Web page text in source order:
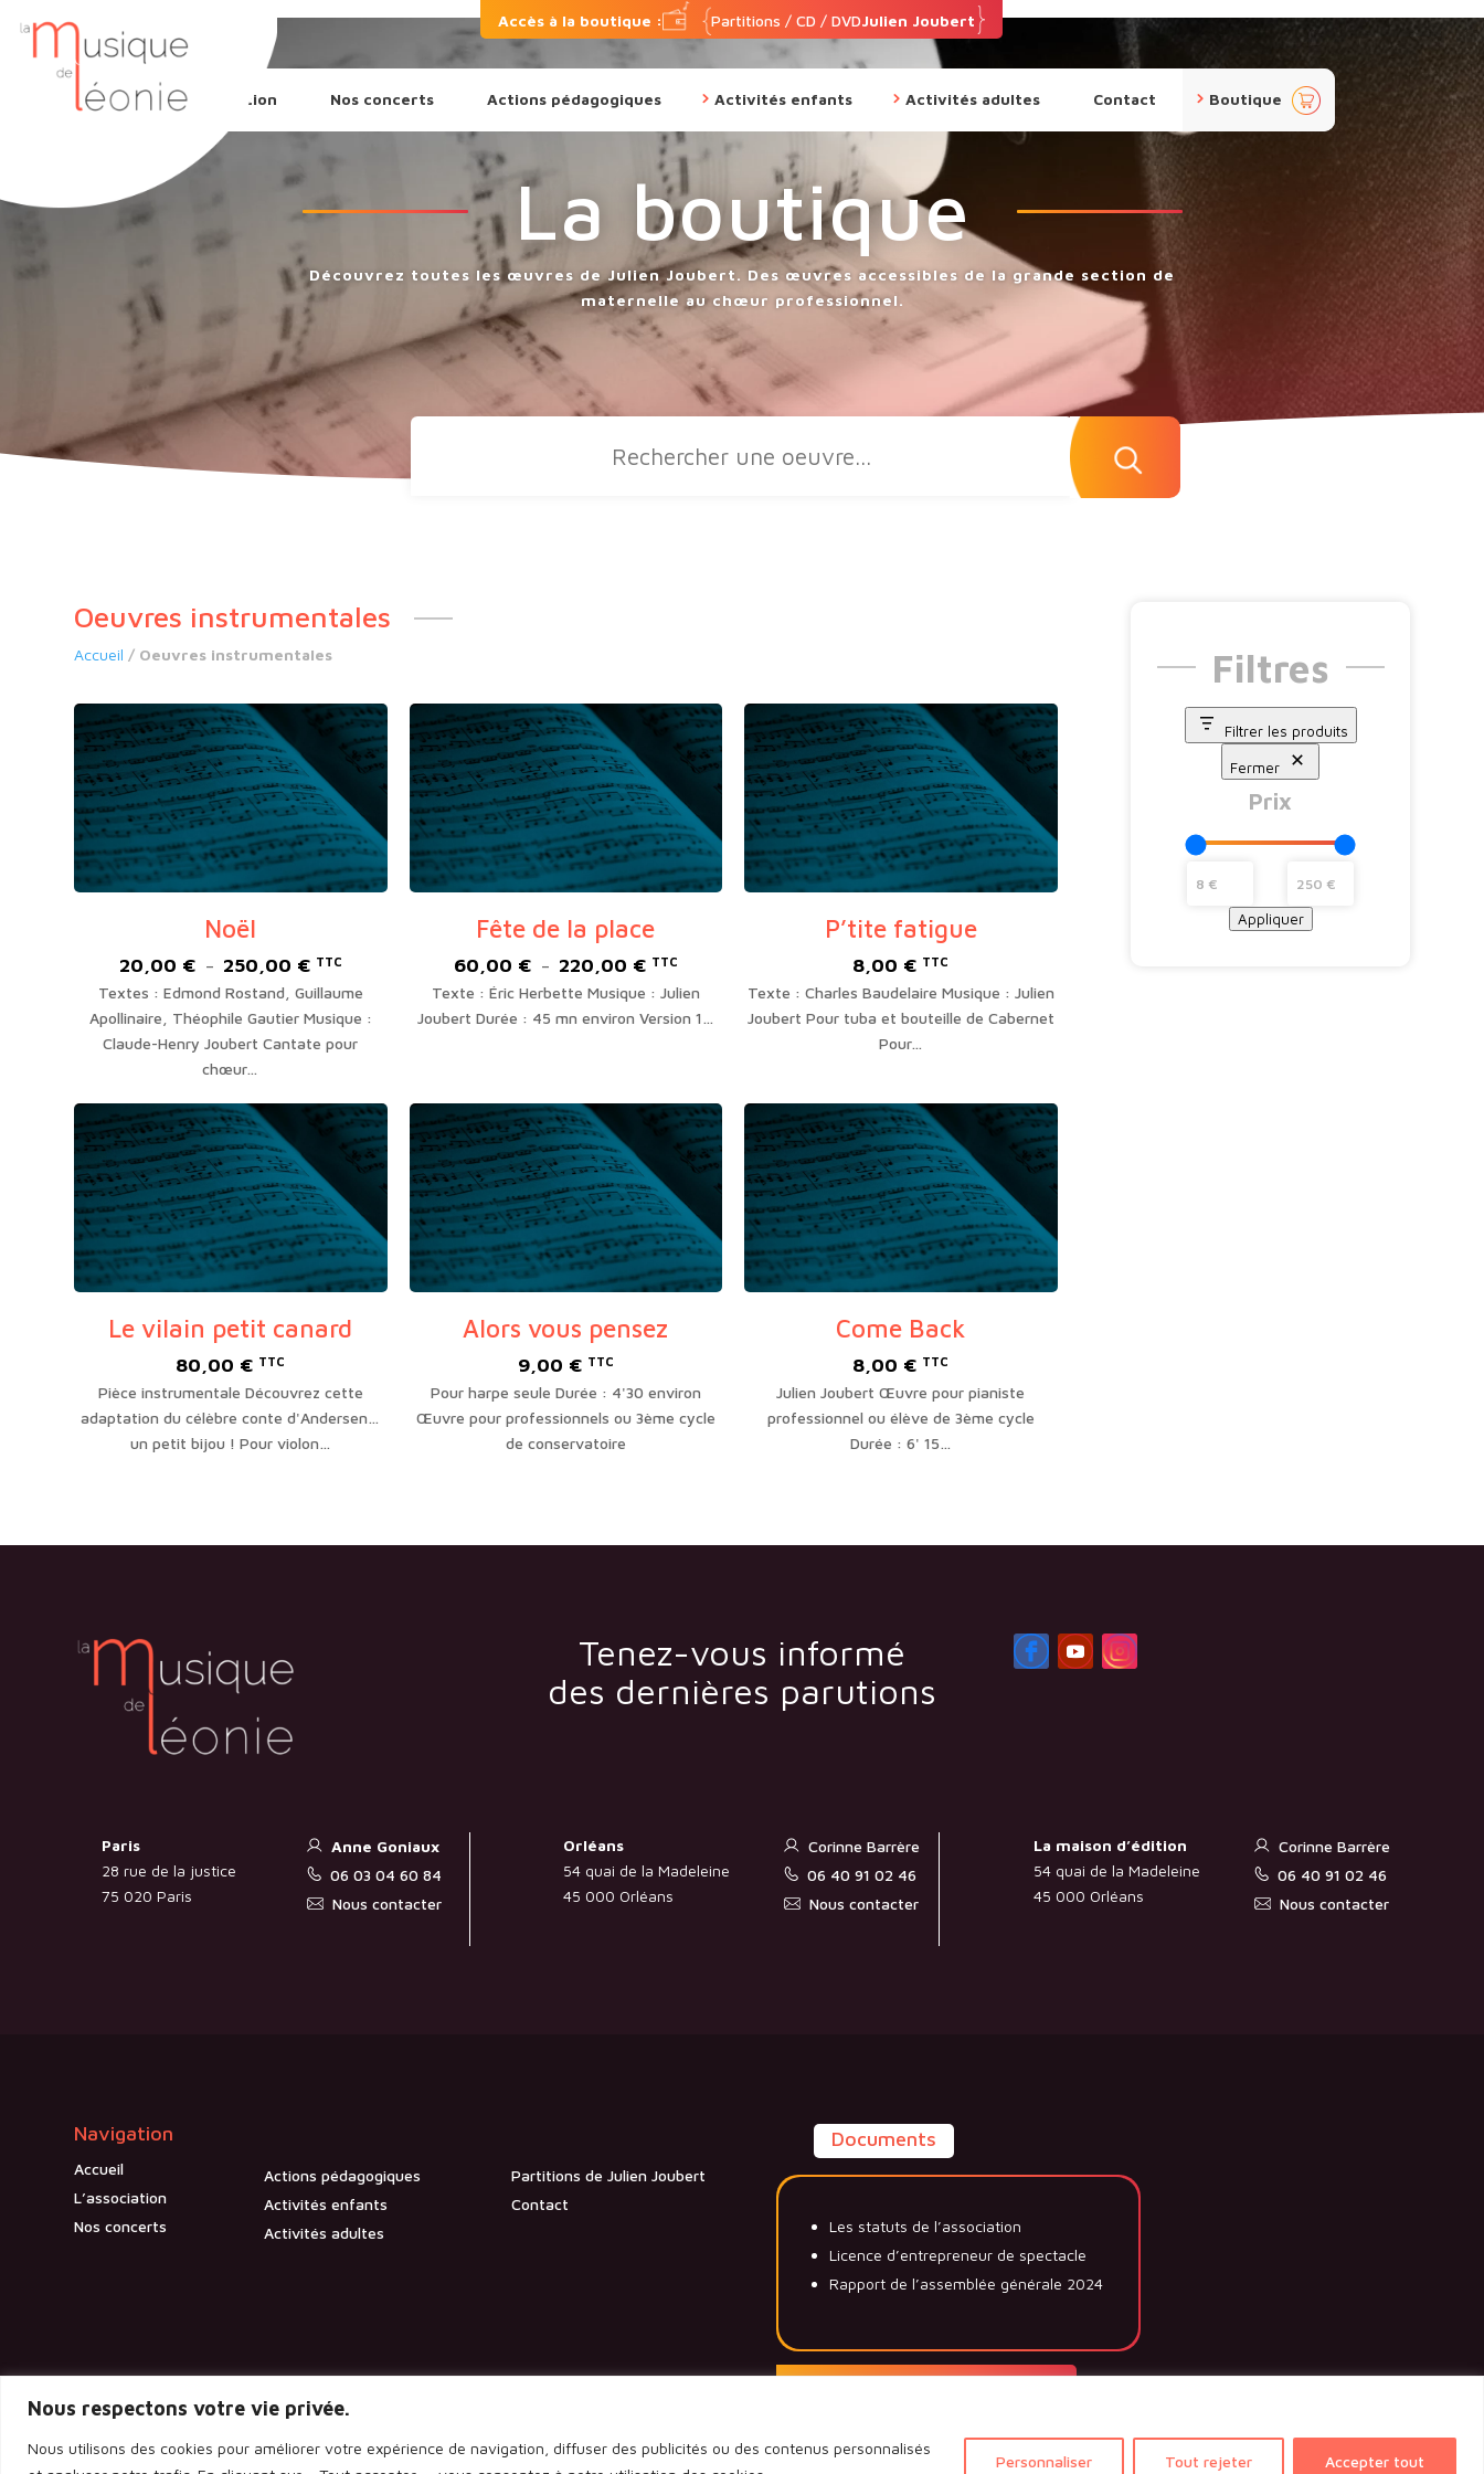
Nous respectons votre vie privée.
Nous utilisons des cookies pour améliorer votre expérience de navigation, diffuser des publicités ou des contenus personnalisés
Personnaliser Tout rejeter Accepter tout
Accès à la boutique : Partitions / CD / DVDJulien Joubert
L’association Nos concerts Actions pédagogiques Activités enfants Activités adultes Contact Boutique pan
ier
La boutique
Découvrez toutes les œuvres de Julien Joubert. Des œuvres accessibles de la grande section de
maternelle au chœur professionnel.
Recherche
Oeuvres instrumentales
Accueil / Oeuvres instrumentales
Noël
20,00 € – 250,00 €Plage
de
prix :
20,00 €
TTC
Textes : Edmond Rostand, Guillaume
Apollinaire, Théophile Gautier Musique :
Claude-Henry Joubert Cantate pour
chœur…
Fête de la place
60,00 € – 220,00 €Plage
de
prix :
TTC
Texte : Éric Herbette Musique : Julien
Joubert Durée : 45 mn environ Version 1…
P’tite fatigue
8,00 € TTC
Texte : Charles Baudelaire Musique : Julien
Joubert Pour tuba et bouteille de Cabernet
Pour…
Le vilain petit canard
80,00 € TTC
Pièce instrumentale Découvrez cette
adaptation du célèbre conte d'Andersen…
un petit bijou ! Pour violon…
Alors vous pensez
9,00 € TTC
Pour harpe seule Durée : 4'30 environ
Œuvre pour professionnels ou 3ème cycle
de conservatoire
Come Back
8,00 € TTC
Julien Joubert Œuvre pour pianiste
professionnel ou élève de 3ème cycle
Durée : 6' 15…
Filtres
Filtrer les produits
Fermer
Prix
Appliquer
Tenez-vous informé
des dernières parutions
Paris
28 rue de la justice
75 020 Paris
Anne Goniaux
06 03 04 60 84
Nous contacter
Orléans
54 quai de la Madeleine
45 000 Orléans
Corinne Barrère
06 40 91 02 46
Nous contacter
La maison d’édition
54 quai de la Madeleine
45 000 Orléans
Corinne Barrère
06 40 91 02 46
Nous contacter
Navigation
Accueil
L’association
Nos concerts
Actions pédagogiques
Activités enfants
Activités adultes
Partitions de Julien Joubert
Contact
Documents
Les statuts de l’association
Licence d’entrepreneur de spectacle
Rapport de l’assemblée générale 2024